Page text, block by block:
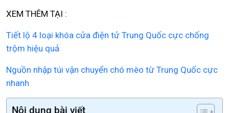
XEM THÊM TẠI :
Tiết lộ 4 loại khóa cửa điện tử Trung Quốc cực chống
trộm hiệu quả
Nguồn nhập túi vận chuyển chó mèo từ Trung Quốc cực
nhanh
Nội dung bài viết